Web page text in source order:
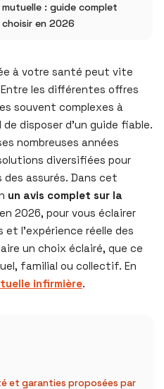
mutuelle : guide complet
en 2026
à votre santé peut vite
les différentes offres
souvent complexes à
disposer d’un guide fiable.
nombreuses années
diversifiées pour
des assurés. Dans cet
un avis complet sur la
2026, pour vous éclairer
l’expérience réelle des
un choix éclairé, que ce
familial ou collectif. En
infirmière.
et garanties proposées par